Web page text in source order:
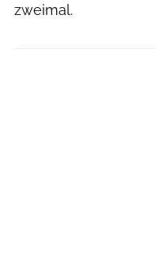
zweimal.